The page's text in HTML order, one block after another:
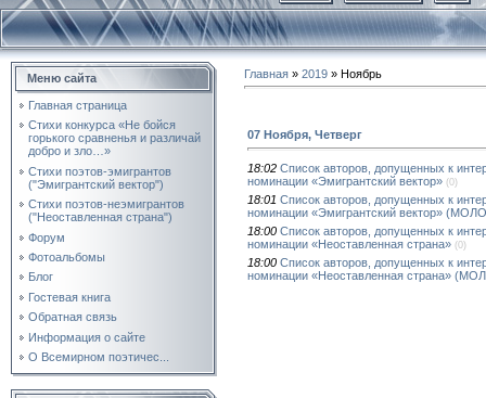
Меню сайта
Главная страница
Стихи конкурса «Не бойся
горького сравненья и различай
добро и зло…»
Стихи поэтов-эмигрантов
("Эмигрантский вектор")
Стихи поэтов-неэмигрантов
("Неоставленная страна")
Форум
Фотоальбомы
Блог
Гостевая книга
Обратная связь
Информация о сайте
О Всемирном поэтичес...
Главная » 2019 » Ноябрь
07 Ноября, Четверг
18:02 Список авторов, допущенных к
номинации «Эмигрантский вектор» (0)
18:01 Список авторов, допущенных к
номинации «Эмигрантский вектор»
18:00 Список авторов, допущенных к
номинации «Неоставленная страна» (0)
18:00 Список авторов, допущенных к
номинации «Неоставленная страна»